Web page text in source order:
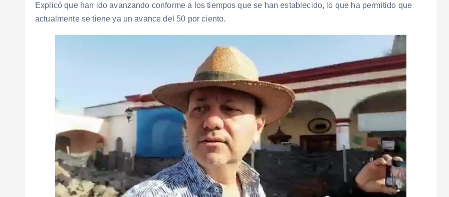
Explicó que han ido avanzando conforme a los tiempos que se han establecido, lo que ha permitido que
actualmente se tiene ya un avance del 50 por ciento.